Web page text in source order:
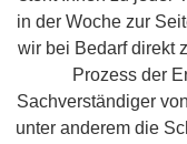
in der Woche zur
wir bei Bedarf direkt
Prozess der
Sachverständiger
unter anderem die